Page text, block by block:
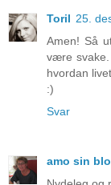
Toril 25.
Amen! Så
være
hvordan
:)
Svar
amo sin